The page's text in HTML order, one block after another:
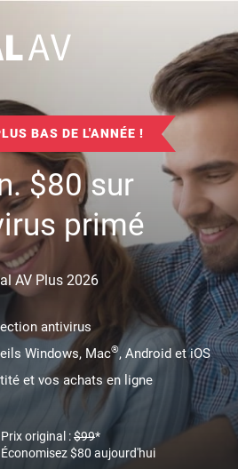
BAS DE L'ANNÉE !
$80sur
primé
AV Plus 2026
antivirus
Windows, Mac®, Android et iOS
et vos achats en ligne
Prix original :$99*
Économisez$80 aujourd'hui